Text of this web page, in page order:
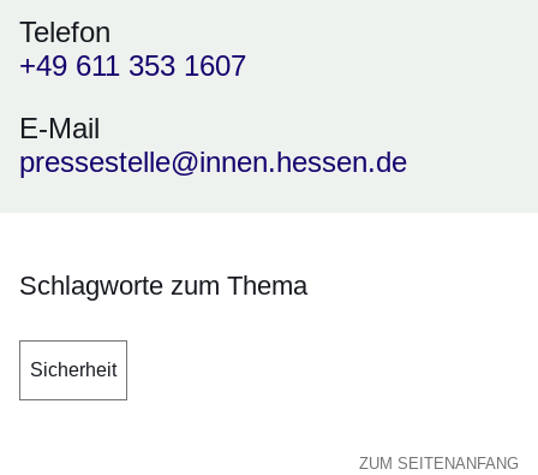
Telefon
+49 611 353 1607
E-Mail
pressestelle@innen.hessen.de
Schlagworte zum Thema
Sicherheit
ZUM SEITENANFANG